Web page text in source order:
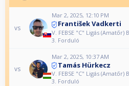
vs
Mar 2, 2025, 12:10 PM
František Vadkerti
V. FEBSE "C" Ligás (Amatőr)
3. Forduló
vs
Mar 2, 2025, 10:37 AM
Tamás Hürkecz
V. FEBSE "C" Ligás (Amatőr)
3. Forduló